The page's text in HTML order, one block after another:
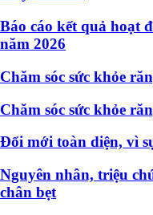
Báo cáo kết quả hoạt
năm 2026
Chăm sóc sức khỏe
Chăm sóc sức khỏe
Đổi mới toàn diện, vì
Nguyên nhân, triệu
chân bẹt